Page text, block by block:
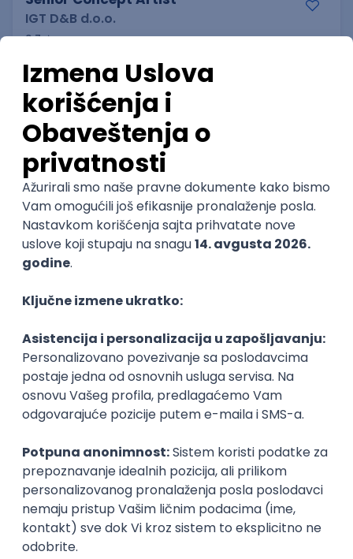
IGT D&B d.o.o.
3.7
27.08.2026.
Unity Adobe
POSLOVI NA MAIL
KATEGORIJA
TEHNOLOGIJA
POSLODAVAC
GRAD
SENIORITET
NAČIN RADA
Najnoviji poslovi svakog dana u tvom
inboxu
Game Developer
Tria d.o.o.
Beograd | Hibrid
12.08.2026.
Unity
Intermediate
Senior Motion Designer
IGT D&B d.o.o.
3.7